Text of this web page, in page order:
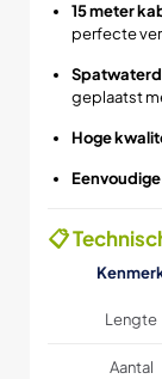
15 meter
perfecte
geplaatst
Hoge
📋
Lengte
Aantal